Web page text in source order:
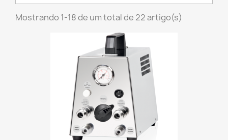
Mostrando 1-18 de um total de 22 artigo(s)